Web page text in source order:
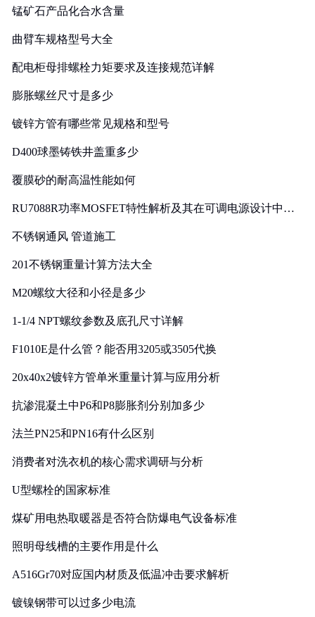
锰矿石产品化合水含量
曲臂车规格型号大全
配电柜母排螺栓力矩要求及连接规范详解
膨胀螺丝尺寸是多少
镀锌方管有哪些常见规格和型号
D400球墨铸铁井盖重多少
覆膜砂的耐高温性能如何
RU7088R功率MOSFET特性解析及其在可调电源设计中的
不锈钢通风 管道施工
201不锈钢重量计算方法大全
M20螺纹大径和小径是多少
1-1/4 NPT螺纹参数及底孔尺寸详解
F1010E是什么管？能否用3205或3505代换
20x40x2镀锌方管单米重量计算与应用分析
抗渗混凝土中P6和P8膨胀剂分别加多少
法兰PN25和PN16有什么区别
消费者对洗衣机的核心需求调研与分析
U型螺栓的国家标准
煤矿用电热取暖器是否符合防爆电气设备标准
照明母线槽的主要作用是什么
A516Gr70对应国内材质及低温冲击要求解析
镀镍钢带可以过多少电流